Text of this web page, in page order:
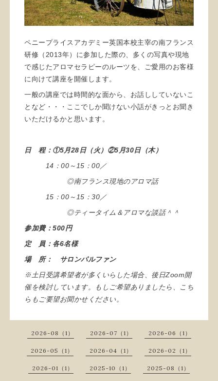
ペニープライスアカデミー英国本校主宰の南フランス
研修（2013年）に参加した際の、多くの写真や現地
で感じたアロマセラピーのルーツを、ご愛用のお客様
に向けて講座を開催します。
一般の講座では時間的な面から、お話ししていないこ
となど・・・ここでしか聞けない小話がきっとお聞き
いただけるかと思います。
日 程：①5月28日（火）②5月30日（木）
14：00～15：00／
◎南フランス現地のアロマ話
15：00～15：30／
◎ティータイム＆アロマな談話＾＾
参加費：500円
定 員：各6名様
場 所： サロンパルファン
※土日受講希望者が多くいらした場合、後日Zoom開
催を検討しています。もしご希望ありましたら、こち
らもご要望お聞かせください。
2026-08（1） 2026-07（1） 2026-06（1）
2026-05（1） 2026-04（1） 2026-02（1）
2026-01（1） 2025-10（1） 2025-08（1）